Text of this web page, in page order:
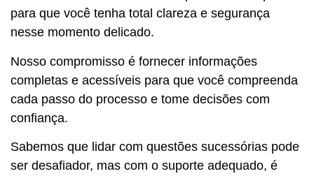
para que você tenha total clareza e segurança
nesse momento delicado.
Nosso compromisso é fornecer informações
completas e acessíveis para que você compreenda
cada passo do processo e tome decisões com
confiança.
Sabemos que lidar com questões sucessórias pode
ser desafiador, mas com o suporte adequado, é